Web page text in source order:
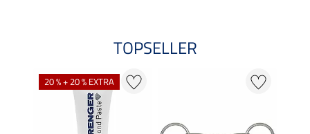
TOPSELLER
20 % + 20 % EXTRA